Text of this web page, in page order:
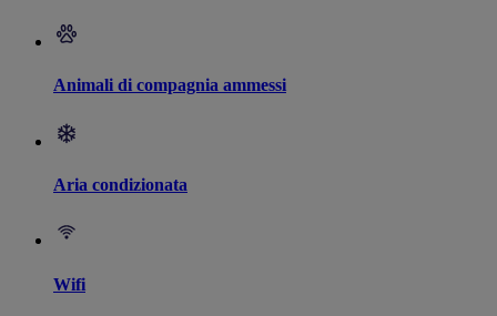
Animali di compagnia ammessi
Aria condizionata
Wifi